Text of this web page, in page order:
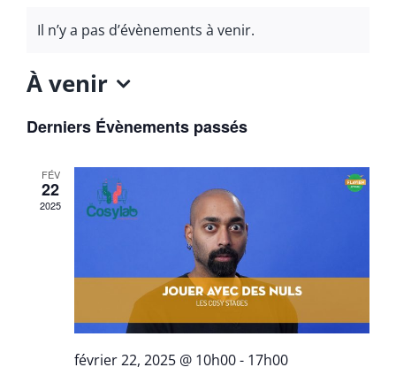
Il n’y a pas d’évènements à venir.
À venir
Sélectionnez
une
Derniers Évènements passés
FÉV
22
2025
février 22, 2025 @ 10h00- 17h00